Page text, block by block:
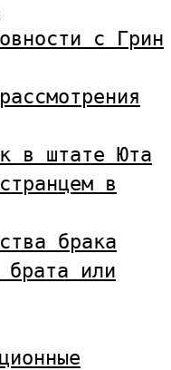
с Грин
в штате Юта
в
брака
или